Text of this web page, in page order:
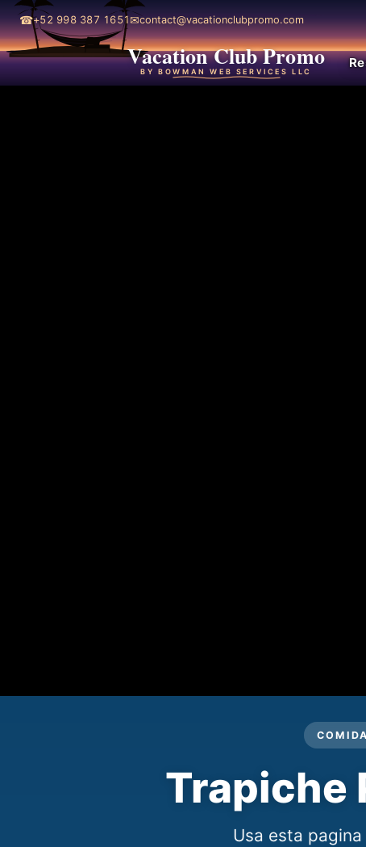
☎+52 998 387 1651✉contact@vacationclubpromo.com
Vacation Club Promo
BY BOWMAN WEB SERVICES LLC
Trapiche
Usa esta